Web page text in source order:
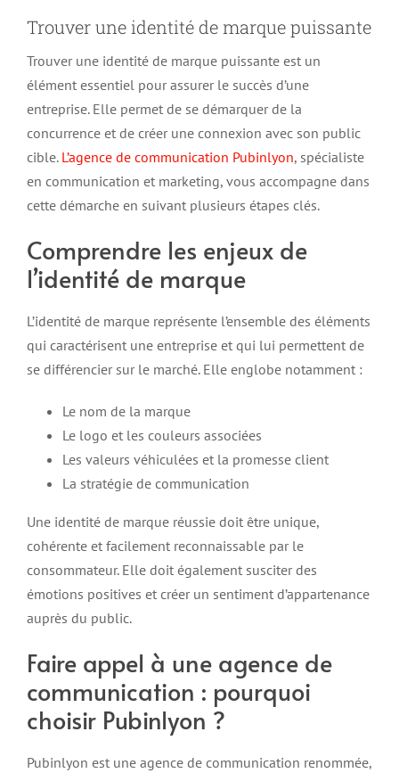
Trouver une identité de marque puissante
Trouver une identité de marque puissante est un
élément essentiel pour assurer le succès d’une
entreprise. Elle permet de se démarquer de la
concurrence et de créer une connexion avec son public
cible. L’agence de communication Pubinlyon, spécialiste
en communication et marketing, vous accompagne dans
cette démarche en suivant plusieurs étapes clés.
Comprendre les enjeux de
l’identité de marque
L’identité de marque représente l’ensemble des éléments
qui caractérisent une entreprise et qui lui permettent de
se différencier sur le marché. Elle englobe notamment :
Le nom de la marque
Le logo et les couleurs associées
Les valeurs véhiculées et la promesse client
La stratégie de communication
Une identité de marque réussie doit être unique,
cohérente et facilement reconnaissable par le
consommateur. Elle doit également susciter des
émotions positives et créer un sentiment d’appartenance
auprès du public.
Faire appel à une agence de
communication : pourquoi
choisir Pubinlyon ?
Pubinlyon est une agence de communication renommée,